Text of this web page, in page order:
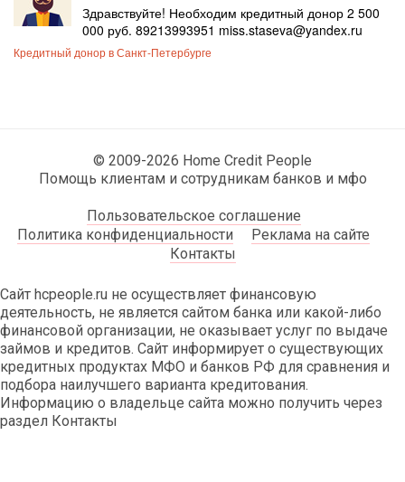
Здравствуйте! Необходим кредитный донор 2 500
000 руб. 89213993951 miss.staseva@yandex.ru
Кредитный донор в Санкт-Петербурге
© 2009-2026 Home Credit People
Помощь клиентам и сотрудникам банков и мфо
Пользовательское соглашение
Политика конфиденциальности
Реклама на сайте
Контакты
Сайт hcpeople.ru не осуществляет финансовую
деятельность, не является сайтом банка или какой-либо
финансовой организации, не оказывает услуг по выдаче
займов и кредитов. Сайт информирует о существующих
кредитных продуктах МФО и банков РФ для сравнения и
подбора наилучшего варианта кредитования.
Информацию о владельце сайта можно получить через
раздел Контакты